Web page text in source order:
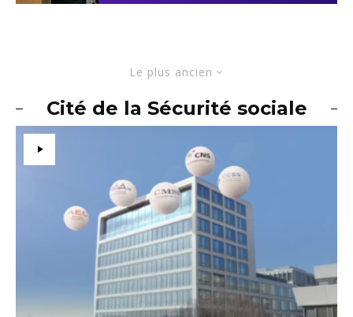
Le plus ancien
Cité de la Sécurité sociale